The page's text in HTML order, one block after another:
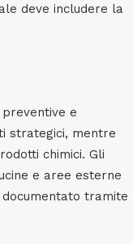
deve includere la
e
strategici, mentre
chimici. Gli
e aree esterne
tramite